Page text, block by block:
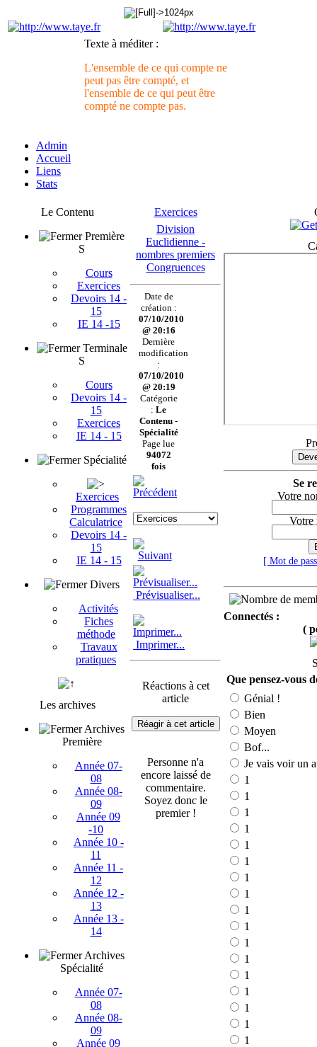
Texte à méditer :
L'ensemble de ce qui compte ne
peut pas être compté, et
l'ensemble de ce qui peut être
compté ne compte pas.
Admin
Accueil
Liens
Stats
Le Contenu
Première
S
Cours
Exercices
Devoirs 14 -
15
IE 14 -15
Terminale
S
Cours
Devoirs 14 -
15
Exercices
IE 14 - 15
Spécialité
Exercices
Programmes
Calculatrice
Devoirs 14 -
15
IE 14 - 15
Divers
Activités
Fiches
méthode
Travaux
pratiques
Les archives
Archives
Première
Année 07-
08
Année 08-
09
Année 09
-10
Année 10 -
11
Année 11 -
12
Année 12 -
13
Année 13 -
14
Archives
Spécialité
Année 07-
08
Année 08-
09
Année 09
Exercices
Division
Euclidienne -
nombres premiers
Congruences
Date de
création :
07/10/2010
@ 20:16
Dernière
modification
:
07/10/2010
@ 20:19
Catégorie
:Le
Contenu -
Spécialité
Page lue
94072
fois
Prévisualiser...
Imprimer...
Réactions à cet
article
Réagir à cet article
Personne n'a
encore laissé de
commentaire.
Soyez donc le
premier !
Se
Votre
Votre
[ Mot de
Connectés :
(
Que pensez-vous
Génial !
Bien
Moyen
Bof...
Je vais voir un
1
1
1
1
1
1
1
1
1
1
1
1
1
1
1
1
1